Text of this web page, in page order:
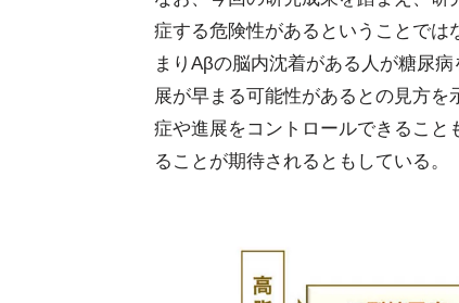
症する危険性があるということで
まりAβの脳内沈着がある人が糖尿
展が早まる可能性があるとの見方
症や進展をコントロールできるこ
ることが期待されるともしている。